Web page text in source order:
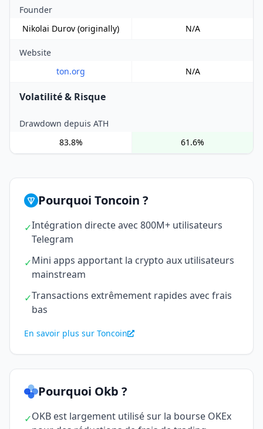
Founder
Nikolai Durov (originally)
N/A
Website
ton.org
N/A
Volatilité & Risque
Drawdown depuis ATH
83.8%
61.6%
Pourquoi Toncoin ?
✓Intégration directe avec 800M+ utilisateurs
Telegram
✓Mini apps apportant la crypto aux utilisateurs
mainstream
✓Transactions extrêmement rapides avec frais
bas
En savoir plus sur Toncoin
Pourquoi Okb ?
✓OKB est largement utilisé sur la bourse OKEx